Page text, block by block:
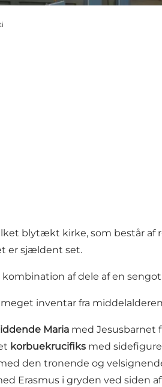
blytækt kirke, som består af
er sjældent set.
af dele af en
inventar fra
Maria med Jesusbarnet
korbuekrucifiks med
den tronende og
Erasmus i gryden ved siden